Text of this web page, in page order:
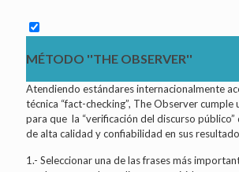
MÉTODO ''THE OBSERVER''
Atendiendo estándares internacionalmente
técnica “fact-checking”, The Observer cumple
para que la “verificación del discurso público”
de alta calidad y confiabilidad en sus
1.- Seleccionar una de las frases más